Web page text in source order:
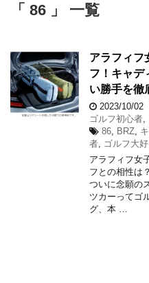
「 86 」 一覧
アラフィフ
フ！キャデ
い勝手を徹
2023/10/02
ゴルフ初心者
86 BRZ
者
ゴルフ大好
アラフィフ女
フとの相性は
ついに念願の
ツカーってゴ
グ、本 …